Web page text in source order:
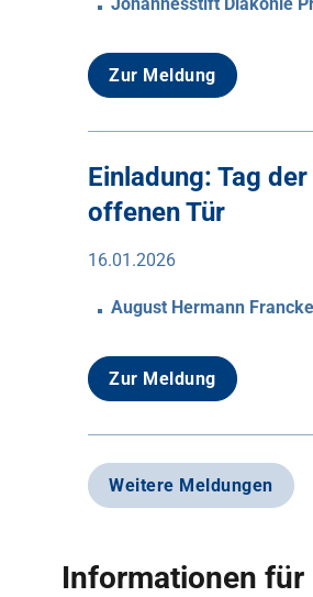
Zur Meldung
Einladung: Tag der
offenen Tür
16.01.2026
August Hermann
Zur Meldung
Weitere Meldungen
Informationen für